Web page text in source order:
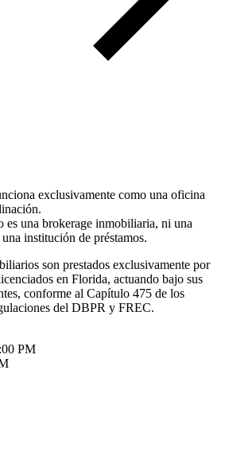
exclusivamente como una oficina
es una brokerage inmobiliaria, ni una
institución de préstamos.
son prestados exclusivamente por
en Florida, actuando bajo sus
conforme al Capítulo 475 de los
del DBPR y FREC.
PM